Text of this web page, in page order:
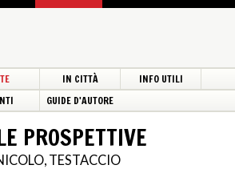
IN CITTÀ
INFO UTILI
GUIDE D'AUTORE
PROSPETTIVE
TESTACCIO